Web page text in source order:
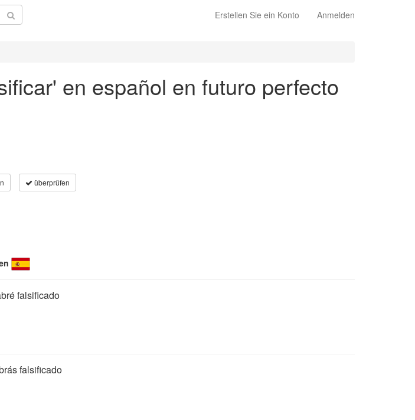
Erstellen Sie ein Konto Anmelden
en español en futuro perfecto
überprüfen
falsificado
falsificado